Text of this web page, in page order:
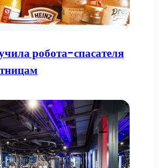
робота-спасателя